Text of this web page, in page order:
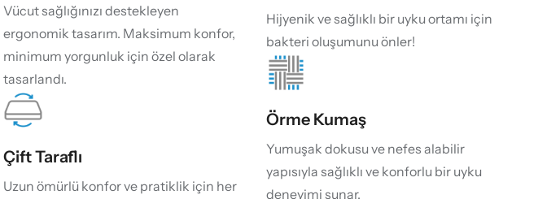
Vücut sağlığınızı destekleyen
ergonomik tasarım. Maksimum konfor,
minimum yorgunluk için özel olarak
tasarlandı.
Çift Taraflı
Uzun ömürlü konfor ve pratiklik için her
Hijyenik ve sağlıklı bir uyku ortamı için
bakteri oluşumunu önler!
Örme Kumaş
Yumuşak dokusu ve nefes alabilir
yapısıyla sağlıklı ve konforlu bir uyku
deneyimi sunar.